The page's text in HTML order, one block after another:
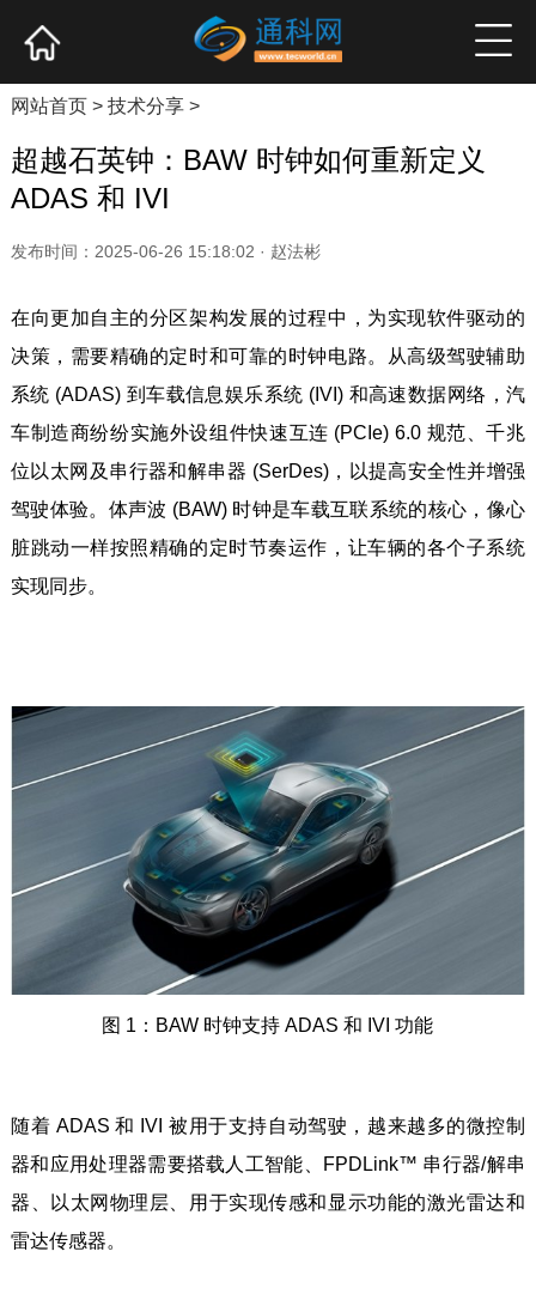
产业资讯 企业新品 高端访谈
网站首页> 技术分享>
超越石英钟：BAW 时钟如何重新定义
ADAS 和 IVI
发布时间：2025-06-26 15:18:02 · 赵法彬
在向更加自主的分区架构发展的过程中，为实现软件驱动的
决策，需要精确的定时和可靠的时钟电路。从高级驾驶辅助
系统 (ADAS) 到车载信息娱乐系统 (IVI) 和高速数据网络，汽
车制造商纷纷实施外设组件快速互连 (PCIe) 6.0 规范、千兆
位以太网及串行器和解串器 (SerDes)，以提高安全性并增强
驾驶体验。体声波 (BAW) 时钟是车载互联系统的核心，像心
脏跳动一样按照精确的定时节奏运作，让车辆的各个子系统
实现同步。
图 1：BAW 时钟支持 ADAS 和 IVI 功能
随着 ADAS 和 IVI 被用于支持自动驾驶，越来越多的微控制
器和应用处理器需要搭载人工智能、FPDLink™ 串行器/解串
器、以太网物理层、用于实现传感和显示功能的激光雷达和
雷达传感器。